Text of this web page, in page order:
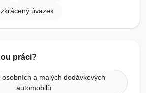
úvazek
práci?
osobních a malých dodávkových
automobilů